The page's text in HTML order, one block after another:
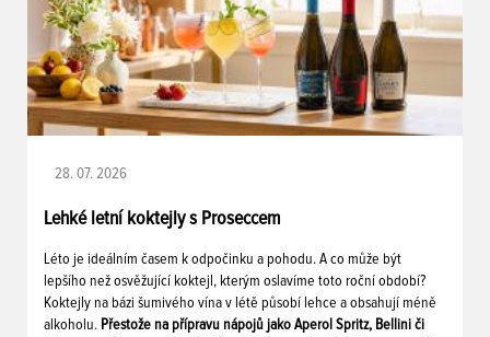
28. 07. 2026
Lehké letní koktejly s Proseccem
Léto je ideálním časem k odpočinku a pohodu. A co může být
lepšího než osvěžující koktejl, kterým oslavíme toto roční období?
Koktejly na bázi šumivého vína v létě působí lehce a obsahují méně
alkoholu. Přestože na přípravu nápojů jako Aperol Spritz, Bellini či